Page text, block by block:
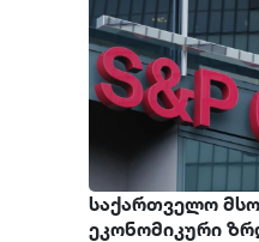
საქართველო
ეკონომიკური